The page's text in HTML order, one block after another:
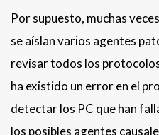
Por supuesto, muchas
se aíslan varios agentes
revisar todos los
ha existido un error en el
detectar los PC que han
los posibles agentes